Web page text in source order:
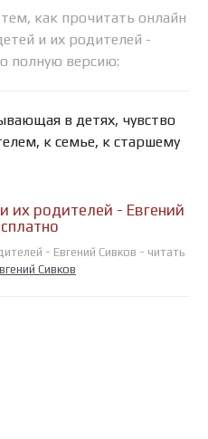
как прочитать онлайн
и их родителей -
полную версию:
в детях, чувство
к семье, к старшему
их родителей - Евгений
- Евгений Сивков - читать
Сивков